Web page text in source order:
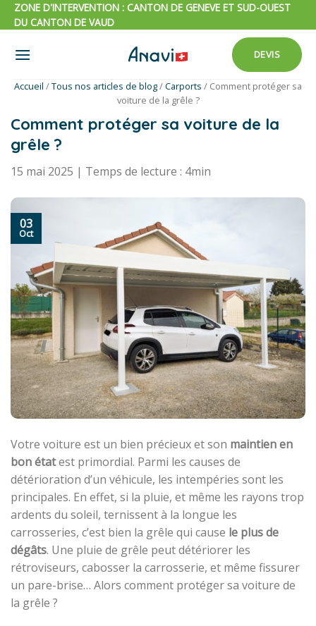
Passer
au
ZONE D'INTERVENTION : CANTON DE GENEVE ET SUD-OUEST
DU CANTON DE VAUD
DEVIS
Accueil /Tous nos articles de blog/Carports / Comment protéger sa
voiture de la grêle ?
Comment protéger sa voiture de la
grêle ?
15 mai 2025 | Temps de lecture : 4min
03
Oct
Votre voiture est un bien précieux et son maintien en
bon étatest primordial. Parmi les causes de
détérioration d’un véhicule, les intempéries sont les
principales. En effet, si la pluie, et même les rayons trop
ardents du soleil, ternissent à la longue les
carrosseries, c’est bien la grêle qui cause le plus de
dégâts. Une pluie de grêle peut détériorer les
rétroviseurs, cabosser la carrosserie, et même fissurer
un pare-brise… Alors comment protéger sa voiture de
la grêle ?